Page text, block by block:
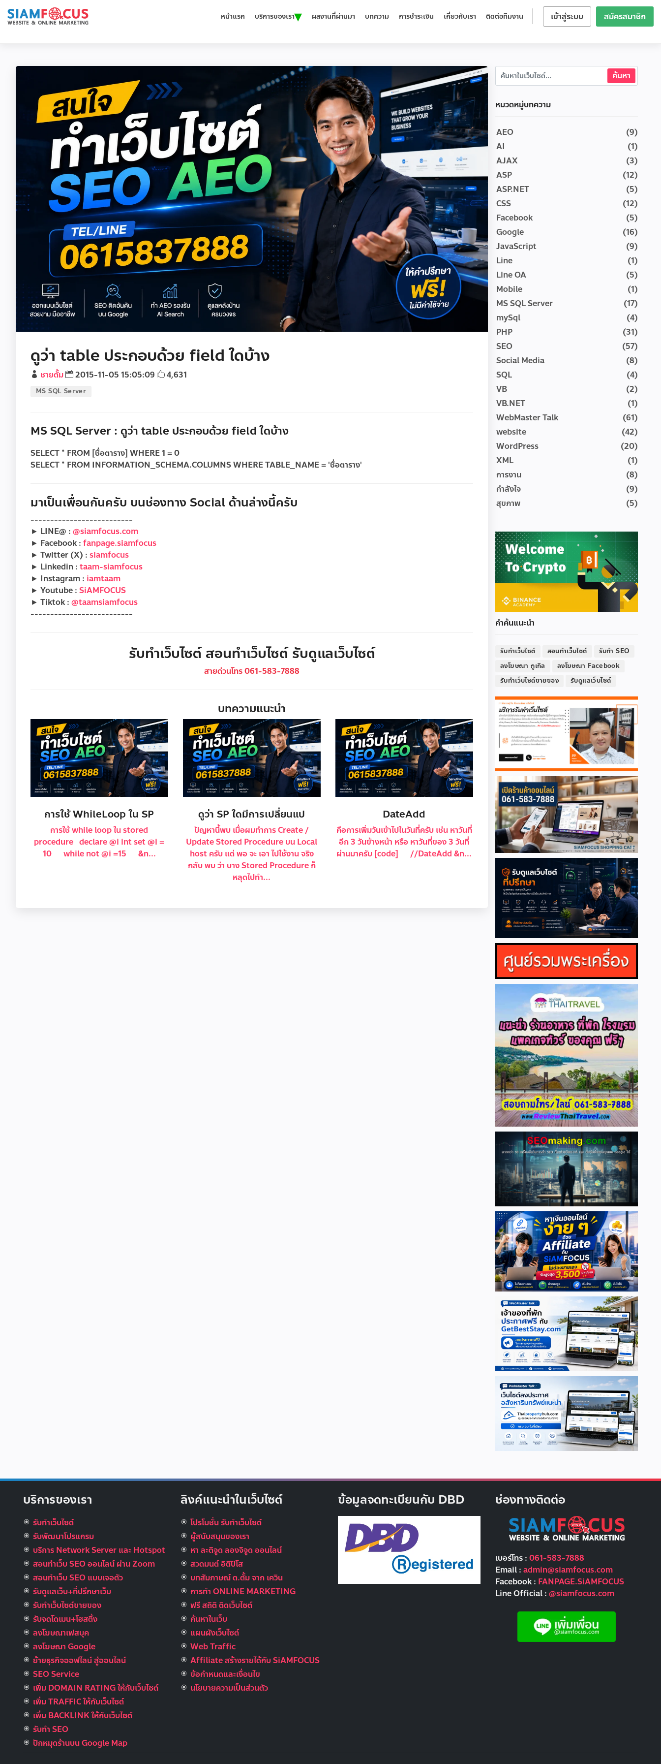
เข้าสู่ระบบ สมัครสมาชิก
หน้าแรก บริการของเรา▾ ผลงานที่ผ่านมา บทความ การชำระเงิน เกี่ยวกับเรา ติดต่อทีมงาน
ดูว่า table ประกอบด้วย field ใดบ้าง
ชายตั้ม 2015-11-05 15:05:09 4,631
MS SQL Server
MS SQL Server : ดูว่า table ประกอบด้วย field ใดบ้าง
SELECT * FROM [ชื่อตาราง] WHERE 1 = 0
SELECT * FROM INFORMATION_SCHEMA.COLUMNS WHERE TABLE_NAME = 'ชื่อตาราง'
มาเป็นเพื่อนกันครับ บนช่องทาง Social ด้านล่างนี้ครับ
--------------------------
► LINE@ : @siamfocus.com
► Facebook : fanpage.siamfocus
► Twitter (X) : siamfocus
► Linkedin : taam-siamfocus
► Instagram : iamtaam
► Youtube : SiAMFOCUS
► Tiktok : @taamsiamfocus
--------------------------
รับทำเว็บไซต์ สอนทำเว็บไซต์ รับดูแลเว็บไซต์
สายด่วนโทร 061-583-7888
บทความแนะนำ
การใช้ WhileLoop ใน SP
การใช้ while loop ใน stored
procedure declare @i int set @i =
10 while not @i =15 &n...
ดูว่า SP ใดมีการเปลี่ยนแป
ปัญหานี้พบ เมื่อผมทำการ Create /
Update Stored Procedure บน Local
host ครับ แต่ พอ จะ เอา ไปใช้งาน จริง
กลับ พบ ว่า บาง Stored Procedure ก็
หลุดไปทำ...
DateAdd
คือการเพิ่มวันเข้าไปในวันที่ครับ เช่น หาวันที่
อีก 3 วันข้างหน้า หรือ หาวันที่ของ 3 วันที่
ผ่านมาครับ [code] //DateAdd &n...
หมวดหมู่บทความ
AEO
(9)
AI
(1)
AJAX
(3)
ASP
(12)
ASP.NET
(5)
CSS
(12)
Facebook
(5)
Google
(16)
JavaScript
(9)
Line
(1)
Line OA
(5)
Mobile
(1)
MS SQL Server
(17)
mySql
(4)
PHP
(31)
SEO
(57)
Social Media
(8)
SQL
(4)
VB
(2)
VB.NET
(1)
WebMaster Talk
(61)
website
(42)
WordPress
(20)
XML
(1)
การงาน
(8)
กำลังใจ
(9)
สุขภาพ
(5)
คำค้นแนะนำ
รับทำเว็บไซต์ สอนทำเว็บไซต์
รับทำ SEO
ลงโฆษณา กูเกิล
ลงโฆษณา Facebook
รับทำเว็บไซต์ขายของ
รับดูแลเว็บไซต์
บริการของเรา
รับทำเว็บไซต์
รับพัฒนาโปรแกรม
บริการ Network Server และ Hotspot
สอนทำเว็บ SEO ออนไลน์ ผ่าน Zoom
สอนทำเว็บ SEO แบบเจอตัว
รับดูแลเว็บ+ที่ปรึกษาเว็บ
รับทําเว็บไซต์ขายของ
รับจดโดเมน+โฮสติ้ง
ลงโฆษณาเฟสบุค
ลงโฆษณา Google
ย้ายธุรกิจออฟไลน์ สู่ออนไลน์
SEO Service
เพิ่ม DOMAIN RATING ให้กับเว็บไซต์
เพิ่ม TRAFFIC ให้กับเว็บไซต์
เพิ่ม BACKLINK ให้กับเว็บไซต์
รับทำ SEO
ปักหมุดร้านบน Google Map
ลิงค์แนะนำในเว็บไซต์
โปรโมชั่น รับทำเว็บไซต์
ผู้สนับสนุนของเรา
หา ละติจูด ลองจิจูด ออนไลน์
สวดมนต์ อิติปิโส
บทสัมภาษณ์ ต.ตั้ม จาก เควิน
การทำ ONLINE MARKETING
ฟรี สถิติ ติดเว็บไซต์
ค้นหาในเว็บ
แผนผังเว็บไซต์
Web Traffic
Affiliate สร้างรายได้กับ SiAMFOCUS
ข้อกำหนดและเงื่อนไข
นโยบายความเป็นส่วนตัว
ข้อมูลจดทะเบียนกับ DBD ช่องทางติดต่อ
เบอร์โทร : 061-583-7888
Email : admin@siamfocus.com
Facebook : FANPAGE.SiAMFOCUS
Line Official : @siamfocus.com